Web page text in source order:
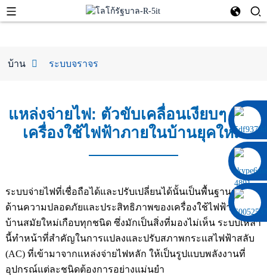
0086 13322920697
บ้าน ระบบจราจร
แหล่งจ่ายไฟ: ตัวขับเคลื่อนเงียบๆ ของ
เครื่องใช้ไฟฟ้าภายในบ้านยุคใหม่
ระบบจ่ายไฟที่เชื่อถือได้และปรับเปลี่ยนได้นั้นเป็นพื้นฐานสำคัญ
ด้านความปลอดภัยและประสิทธิภาพของเครื่องใช้ไฟฟ้าภายใน
บ้านสมัยใหม่เกือบทุกชนิด ซึ่งมักเป็นสิ่งที่มองไม่เห็น ระบบเหล่า
นี้ทำหน้าที่สำคัญในการแปลงและปรับสภาพกระแสไฟฟ้าสลับ
(AC) ที่เข้ามาจากแหล่งจ่ายไฟหลัก ให้เป็นรูปแบบพลังงานที่
อุปกรณ์แต่ละชนิดต้องการอย่างแม่นยำ